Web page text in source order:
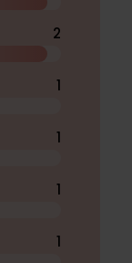
2
1
1
1
1